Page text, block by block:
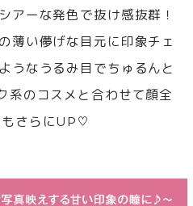
アーな発色で抜け感抜群！
薄い儚げな目元に印象チェ
うなうるみ目でちゅるんと
系のコスメと合わせて顔全
さらにUP♡